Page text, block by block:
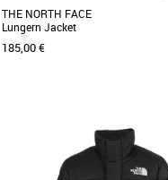
THE NORTH FACE
Lungern Jacket
185,00 €
Découvrez la doudoune Lungern
North Face, un indispensable pour
modernes qui [...]